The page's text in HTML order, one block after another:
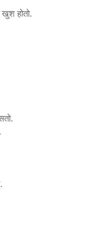
खुश होतो.